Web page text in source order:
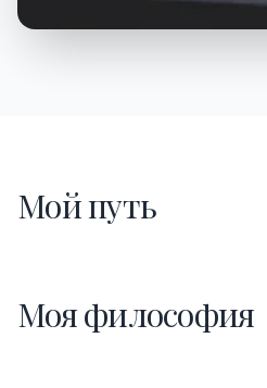
Мой путь
Моя философия